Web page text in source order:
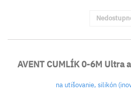
AVENT CUMLÍK 0-6M Ultra
na utišovanie, silikón